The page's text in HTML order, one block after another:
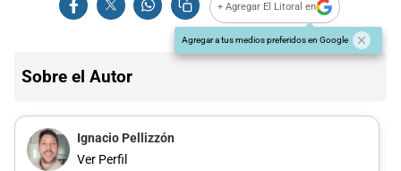
+ Agregar El Litoral en
Agregar a tus medios preferidos en Google
Sobre el Autor
Ignacio Pellizzón
Ver Perfil